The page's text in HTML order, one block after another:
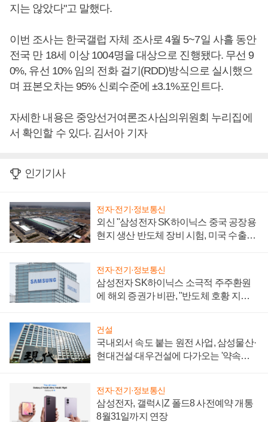
지는 않았다"고 말했다.
이번 조사는 한국갤럽 자체 조사로 4월 5~7일 사흘 동안
전국 만 18세 이상 1004명을 대상으로 진행됐다. 무선 9
0%, 유선 10% 임의 전화 걸기(RDD)방식으로 실시했으
며 표본오차는 95% 신뢰수준에 ±3.1%포인트다.
자세한 내용은 중앙선거여론조사심의위원회 누리집에
서 확인할 수 있다. 김서아 기자
인기기사
전자·전기·정보통신
외신 "삼성전자 SK하이닉스 중국 공장용
현지 생산 반도체 장비 시험, 미국 수출통
전자·전기·정보통신
삼성전자 SK하이닉스 소극적 주주환원
에 해외 증권가 비판, "반도체 호황 지속
건설
국내외서 속도 붙는 원전 사업, 삼성물산·
현대건설·대우건설에 다가오는 '약속의
전자·전기·정보통신
삼성전자, 갤럭시Z 폴드8 사전예약 개통
8월31일까지 연장